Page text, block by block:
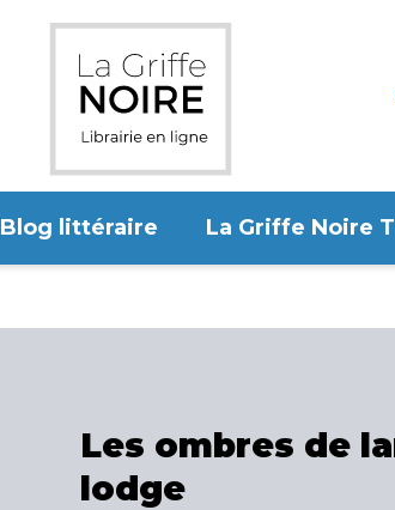
Blog littéraire La Griffe Noire
Les ombres de
lodge